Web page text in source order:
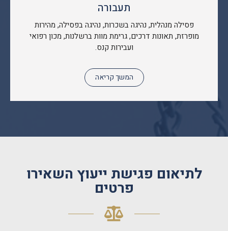
תעבורה
פסילה מנהלית, נהיגה בשכרות, נהיגה בפסילה, מהירות
מופרזת, תאונות דרכים, גרימת מוות ברשלנות, מכון רפואי
ועבירות קנס.
המשך קריאה
לתיאום פגישת ייעוץ השאירו
פרטים